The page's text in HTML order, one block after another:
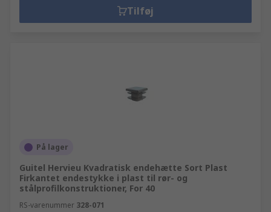
Tilføj
På lager
Guitel Hervieu Kvadratisk endehætte Sort Plast
Firkantet endestykke i plast til rør- og
stålprofilkonstruktioner, For 40
RS-varenummer 328-071